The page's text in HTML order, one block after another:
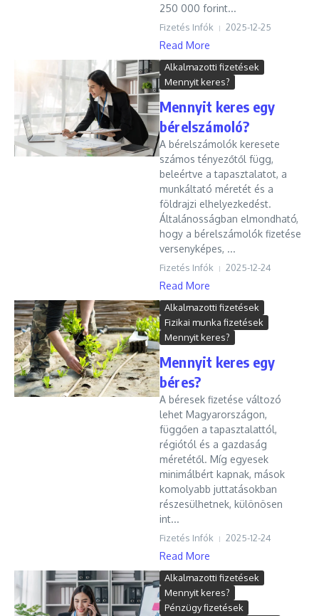
250 000 forint...
Fizetés Infók 2025-12-25
Read More
Alkalmazotti fizetések
Mennyit keres?
Mennyit keres egy
bérelszámoló?
A bérelszámolók keresete
számos tényezőtől függ,
beleértve a tapasztalatot, a
munkáltató méretét és a
földrajzi elhelyezkedést.
Általánosságban elmondható,
hogy a bérelszámolók fizetése
versenyképes, ...
Fizetés Infók 2025-12-24
Read More
Alkalmazotti fizetések
Fizikai munka fizetések
Mennyit keres?
Mennyit keres egy
béres?
A béresek fizetése változó
lehet Magyarországon,
függően a tapasztalattól,
régiótól és a gazdaság
méretétől. Míg egyesek
minimálbért kapnak, mások
komolyabb juttatásokban
részesülhetnek, különösen
int...
Fizetés Infók 2025-12-24
Read More
Alkalmazotti fizetések
Mennyit keres?
Pénzügy fizetések